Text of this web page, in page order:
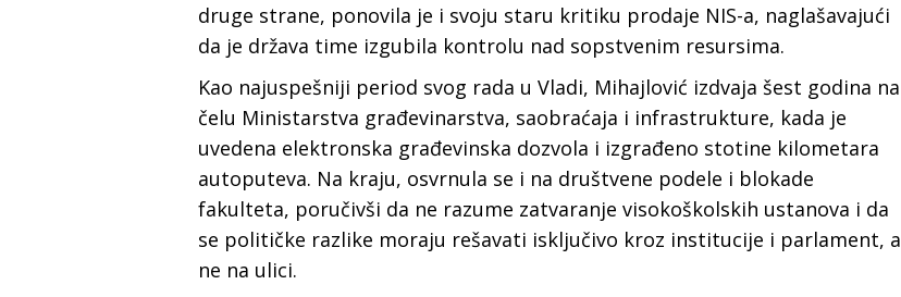
druge strane, ponovila je i svoju staru kritiku prodaje NIS-a, naglašavajući
da je država time izgubila kontrolu nad sopstvenim resursima.
Kao najuspešniji period svog rada u Vladi, Mihajlović izdvaja šest godina na
čelu Ministarstva građevinarstva, saobraćaja i infrastrukture, kada je
uvedena elektronska građevinska dozvola i izgrađeno stotine kilometara
autoputeva. Na kraju, osvrnula se i na društvene podele i blokade
fakulteta, poručivši da ne razume zatvaranje visokoškolskih ustanova i da
se političke razlike moraju rešavati isključivo kroz institucije i parlament, a
ne na ulici.